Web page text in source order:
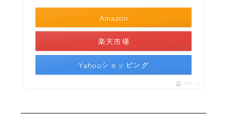
Amazon
楽天市場
Yahooショッピング
ポチップ